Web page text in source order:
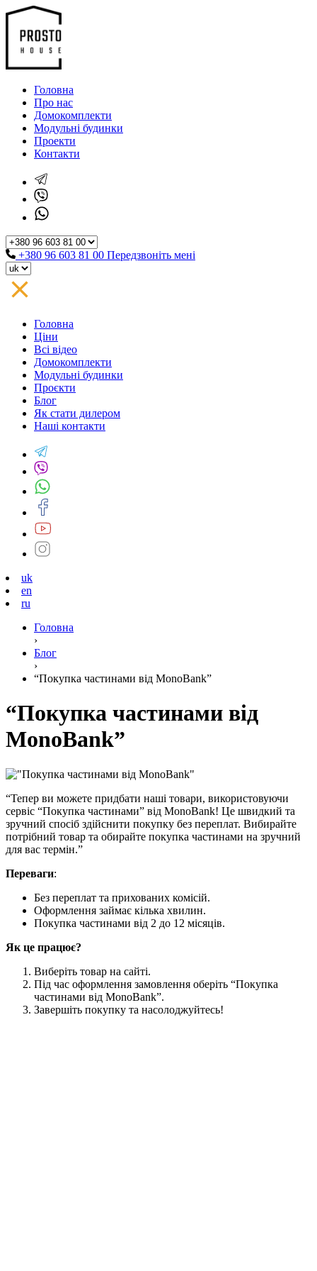
Головна
Про нас
Домокомплекти
Модульні будинки
Проекти
Контакти
+380 96 603 81 00 Передзвоніть мені
Головна
Ціни
Всі відео
Домокомплекти
Модульні будинки
Проєкти
Блог
Як стати дилером
Наші контакти
uk
en
ru
Головна
›
Блог
›
“Покупка частинами від MonoBank”
“Покупка частинами від
MonoBank”
“Тепер ви можете придбати наші товари, використовуючи
сервіс “Покупка частинами” від MonoBank! Це швидкий та
зручний спосіб здійснити покупку без переплат. Вибирайте
потрібний товар та обирайте покупка частинами на зручний
для вас термін.”
Переваги:
Без переплат та прихованих комісій.
Оформлення займає кілька хвилин.
Покупка частинами від 2 до 12 місяців.
Як це працює?
Виберіть товар на сайті.
Під час оформлення замовлення оберіть “Покупка
частинами від MonoBank”.
Завершіть покупку та насолоджуйтесь!